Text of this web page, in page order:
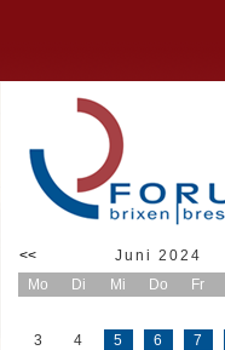
<< Juni 2024
Mo Di Mi Do Fr
3
4 5 6 7